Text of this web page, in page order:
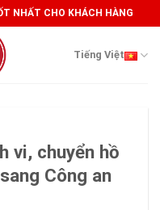
NHẤT CHO KHÁCH HÀNG
Tiếng Việt
vi, chuyển hồ
Công an